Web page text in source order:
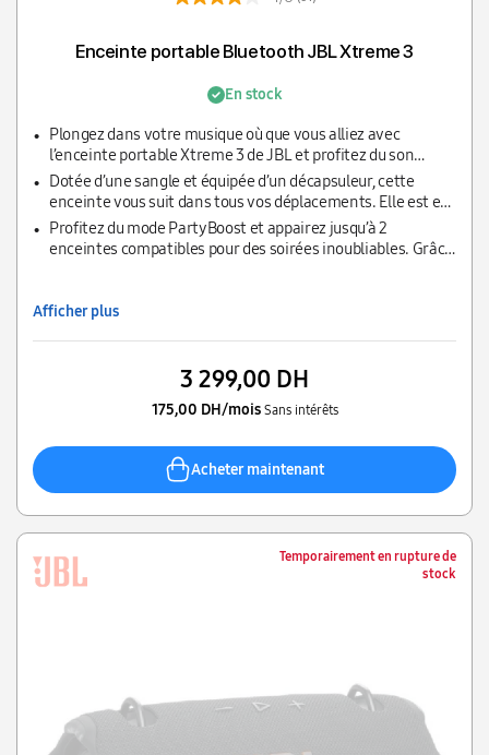
Enceinte portable Bluetooth JBL Xtreme 3
En stock
Plongez dans votre musique où que vous alliez avec
l’enceinte portable Xtreme 3 de JBL et profitez du son
immersif Original JBL avec des basses profondes et
immersives
Dotée d’une sangle et équipée d’un décapsuleur, cette
enceinte vous suit dans tous vos déplacements. Elle est en
outre étanche à l’eau et à la poussière conformément à la
norme IP67
Profitez du mode PartyBoost et appairez jusqu’à 2
enceintes compatibles pour des soirées inoubliables. Grâce
Afficher plus
3 299,00 DH
175,00 DH/mois Sans intérêts
Acheter maintenant
Temporairement en rupture de
stock